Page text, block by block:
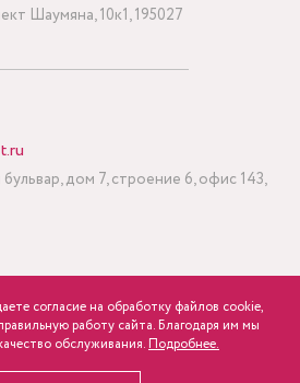
Минимальный заказ ткани от 3 метров
Шаумяна, 10к1, 195027
дом 7, строение 6, офис 143,
конфиденциальности
НА НОВОСТИ
согласие на обработку файлов cookie,
работу сайта. Благодаря им мы
обслуживания. Подробнее.